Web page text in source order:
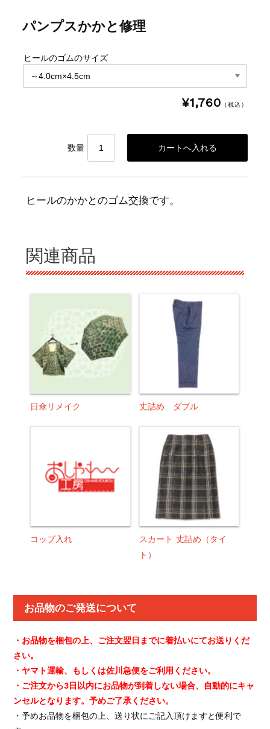
パンプスかかと修理
ヒールのゴムのサイズ
¥1,760 （税込）
数量
ヒールのかかとのゴム交換です。
関連商品
日傘リメイク 丈詰め ダブル
コップ入れ
スカート 丈詰め（タイ
ト）
お品物のご発送について
・お品物を梱包の上、ご注文翌日までに着払いにてお送りくだ
さい。
・ヤマト運輸、もしくは佐川急便をご利用ください。
・ご注文から3日以内にお品物が到着しない場合、自動的にキャ
ンセルとなります。予めご了承ください。
・予めお品物を梱包の上、送り状にご記入頂けますと便利で